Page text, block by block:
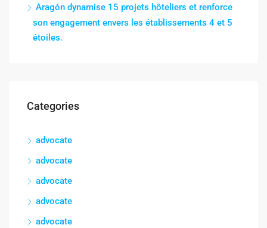
Aragón dynamise 15 projets hôteliers et renforce
son engagement envers les établissements 4 et 5
étoiles.
Categories
advocate
advocate
advocate
advocate
advocate